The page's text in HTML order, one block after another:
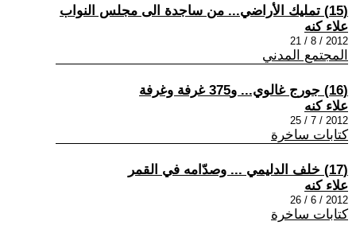
(15) تمليك الأراضي... من ساجدة الى مجلس النواب
علاء كنه
2012 / 8 / 21
المجتمع المدني
(16) جورج غالوي... و375 غرفة وغرفة
علاء كنه
2012 / 7 / 25
كتابات ساخرة
(17) خلف الدليمي ... وصدّامه في القمر
علاء كنه
2012 / 6 / 26
كتابات ساخرة